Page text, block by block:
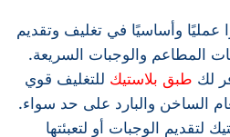
عمليًا وأساسيًا في تغليف وتقديم
المطاعم والوجبات السريعة.
لك طبق بلاستيك للتغليف قوي
الساخن والبارد على حد سواء.
لتقديم الوجبات أو لتعبئتها